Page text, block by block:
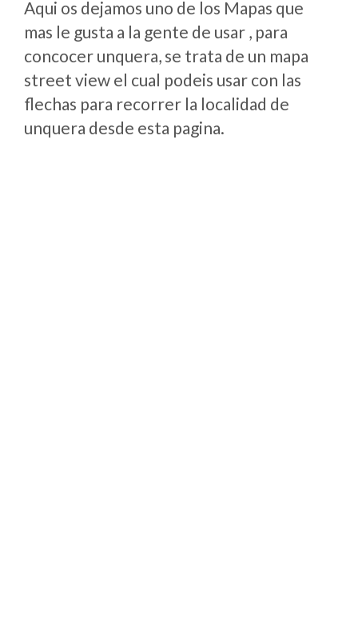
Aqui os dejamos uno de los Mapas que
mas le gusta a la gente de usar , para
concocer unquera, se trata de un mapa
street view el cual podeis usar con las
flechas para recorrer la localidad de
unquera desde esta pagina.